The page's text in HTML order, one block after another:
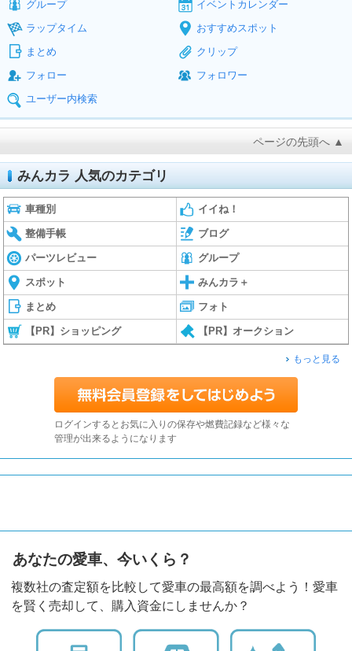
グループ
イベントカレンダー
ラップタイム
おすすめスポット
まとめ
クリップ
フォロー
フォロワー
ユーザー内検索
ページの先頭へ ▲
みんカラ 人気のカテゴリ
車種別 イイね！
整備手帳 ブログ
パーツレビュー グループ
スポット みんカラ＋
まとめ フォト
【PR】ショッピング 【PR】オークション
もっと見る
ログインするとお気に入りの保存や燃費記録など様々な
管理が出来るようになります
あなたの愛車、今いくら？
複数社の査定額を比較して愛車の最高額を調べよう！愛車
を賢く売却して、購入資金にしませんか？